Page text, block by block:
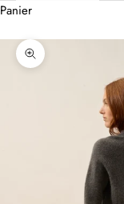
Panier
Zoomer sur l'image